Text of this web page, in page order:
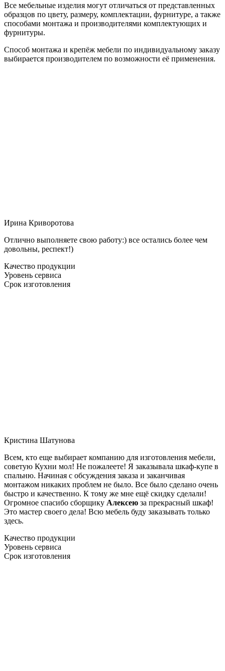
Все мебельные изделия могут отличаться от представленных
образцов по цвету, размеру, комплектации, фурнитуре, а также
способами монтажа и производителями комплектующих и
фурнитуры.
Способ монтажа и крепёж мебели по индивидуальному заказу
выбирается производителем по возможности её применения.
Ирина Криворотова
Отлично выполняете свою работу:) все остались более чем
довольны, респект!)
Качество продукции
Уровень сервиса
Срок изготовления
Кристина Шатунова
Всем, кто еще выбирает компанию для изготовления мебели,
советую Кухни мол! Не пожалеете! Я заказывала шкаф-купе в
спальню. Начиная с обсуждения заказа и заканчивая
монтажом никаких проблем не было. Все было сделано очень
быстро и качественно. К тому же мне ещё скидку сделали!
Огромное спасибо сборщику Алексею за прекрасный шкаф!
Это мастер своего дела! Всю мебель буду заказывать только
здесь.
Качество продукции
Уровень сервиса
Срок изготовления